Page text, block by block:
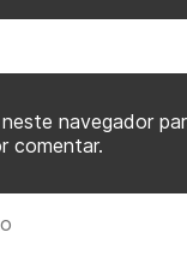
navegador
comentar.